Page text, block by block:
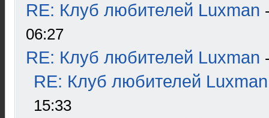
RE: Клуб любителей Luxman
06:27
RE: Клуб любителей Luxman
RE: Клуб любителей Luxman
15:33